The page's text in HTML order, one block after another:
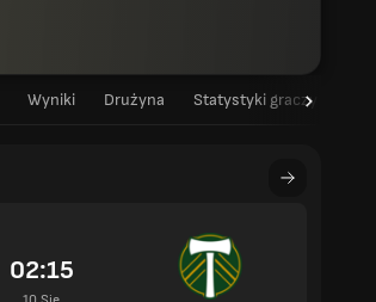
Wyniki Drużyna Statystyki graczy
02:15